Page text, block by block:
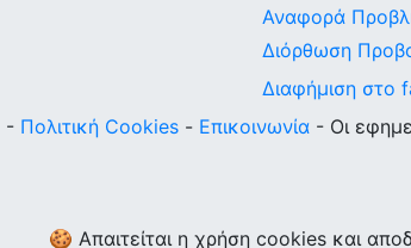
Αναφορά
Διόρθωση
Διαφήμιση στο
- Πολιτική Cookies - Επικοινωνία - Οι
🍪 Απαιτείται η χρήση cookies και